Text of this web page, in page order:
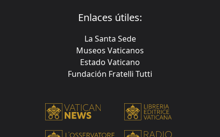
Enlaces útiles:
La Santa Sede
Museos Vaticanos
Estado Vaticano
Fundación Fratelli Tutti